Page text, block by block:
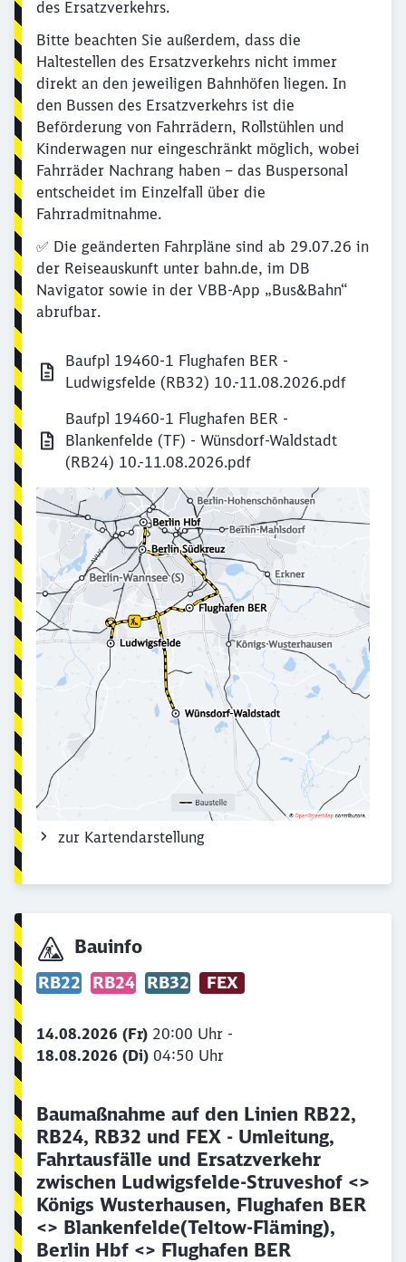
des Ersatzverkehrs.
Bitte beachten Sie außerdem, dass die
Haltestellen des Ersatzverkehrs nicht immer
direkt an den jeweiligen Bahnhöfen liegen. In
den Bussen des Ersatzverkehrs ist die
Beförderung von Fahrrädern, Rollstühlen und
Kinderwagen nur eingeschränkt möglich, wobei
Fahrräder Nachrang haben – das Buspersonal
entscheidet im Einzelfall über die
Fahrradmitnahme.
✅ Die geänderten Fahrpläne sind ab 29.07.26 in
der Reiseauskunft unter bahn.de, im DB
Navigator sowie in der VBB-App „Bus&Bahn“
abrufbar.
Baufpl 19460-1 Flughafen BER -
Ludwigsfelde (RB32) 10.-11.08.2026.pdf
Baufpl 19460-1 Flughafen BER -
Blankenfelde (TF) - Wünsdorf-Waldstadt
(RB24) 10.-11.08.2026.pdf
zur Kartendarstellung
Bauinfo
RB22 RB24 RB32 FEX
14.08.2026 (Fr) 20:00 Uhr -
18.08.2026 (Di) 04:50 Uhr
Baumaßnahme auf den Linien RB22,
RB24, RB32 und FEX - Umleitung,
Fahrtausfälle und Ersatzverkehr
zwischen Ludwigsfelde-Struveshof <>
Königs Wusterhausen, Flughafen BER
<> Blankenfelde(Teltow-Fläming),
Berlin Hbf <> Flughafen BER